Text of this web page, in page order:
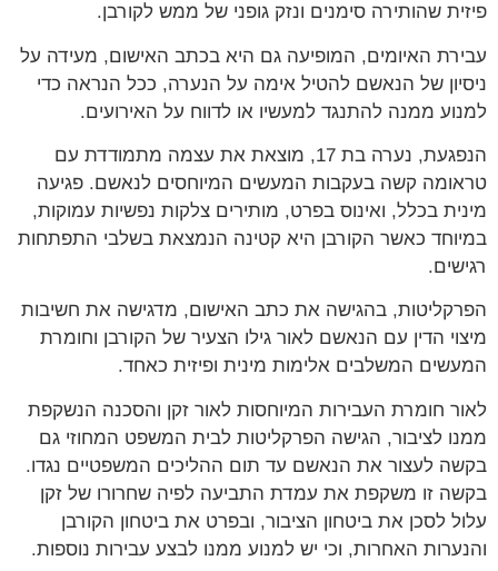
פיזית שהותירה סימנים ונזק גופני של ממש לקורבן.
עבירת האיומים, המופיעה גם היא בכתב האישום, מעידה על
ניסיון של הנאשם להטיל אימה על הנערה, ככל הנראה כדי
למנוע ממנה להתנגד למעשיו או לדווח על האירועים.
הנפגעת, נערה בת 17, מוצאת את עצמה מתמודדת עם
טראומה קשה בעקבות המעשים המיוחסים לנאשם. פגיעה
מינית בכלל, ואינוס בפרט, מותירים צלקות נפשיות עמוקות,
במיוחד כאשר הקורבן היא קטינה הנמצאת בשלבי התפתחות
רגישים.
הפרקליטות, בהגישה את כתב האישום, מדגישה את חשיבות
מיצוי הדין עם הנאשם לאור גילו הצעיר של הקורבן וחומרת
המעשים המשלבים אלימות מינית ופיזית כאחד.
לאור חומרת העבירות המיוחסות לאור זקן והסכנה הנשקפת
ממנו לציבור, הגישה הפרקליטות לבית המשפט המחוזי גם
בקשה לעצור את הנאשם עד תום ההליכים המשפטיים נגדו.
בקשה זו משקפת את עמדת התביעה לפיה שחרורו של זקן
עלול לסכן את ביטחון הציבור, ובפרט את ביטחון הקורבן
והנערות האחרות, וכי יש למנוע ממנו לבצע עבירות נוספות.